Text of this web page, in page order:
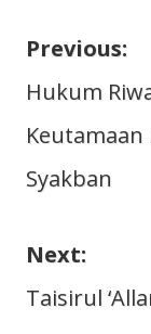
pos
Previous:
Hukum
Syakban
Next:
Taisirul